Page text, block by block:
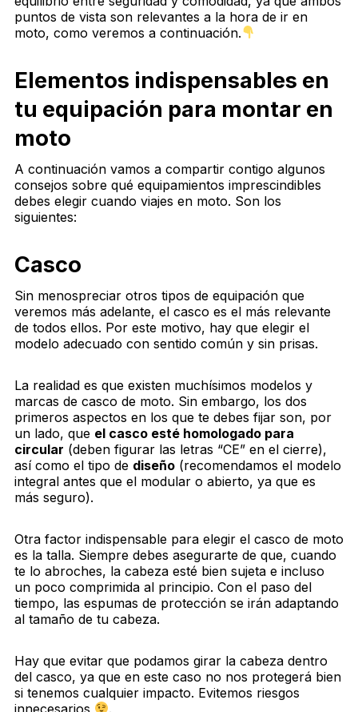
puntos de vista son relevantes a la hora de ir en
moto, como veremos a continuación.
Elementos indispensables en
tu equipación para montar en
moto
A continuación vamos a compartir contigo algunos
consejos sobre qué equipamientos imprescindibles
debes elegir cuando viajes en moto. Son los
siguientes:
Casco
Sin menospreciar otros tipos de equipación que
veremos más adelante, el casco es el más relevante
de todos ellos. Por este motivo, hay que elegir el
modelo adecuado con sentido común y sin prisas.
La realidad es que existen muchísimos modelos y
marcas de casco de moto. Sin embargo, los dos
primeros aspectos en los que te debes fijar son, por
un lado, que el casco esté homologado para
circular (deben figurar las letras “CE” en el cierre),
así como el tipo de diseño (recomendamos el modelo
integral antes que el modular o abierto, ya que es
más seguro).
Otra factor indispensable para elegir el casco de moto
es la talla. Siempre debes asegurarte de que, cuando
te lo abroches, la cabeza esté bien sujeta e incluso
un poco comprimida al principio. Con el paso del
tiempo, las espumas de protección se irán adaptando
al tamaño de tu cabeza.
Hay que evitar que podamos girar la cabeza dentro
del casco, ya que en este caso no nos protegerá bien
si tenemos cualquier impacto. Evitemos riesgos
innecesarios
.